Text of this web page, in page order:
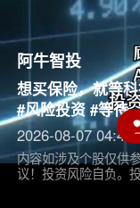
阿牛智投
想买保险，就等
#风险投资 #等待
2026-08-07 04:45
内容如涉及个股仅供
议！投资风险自负。